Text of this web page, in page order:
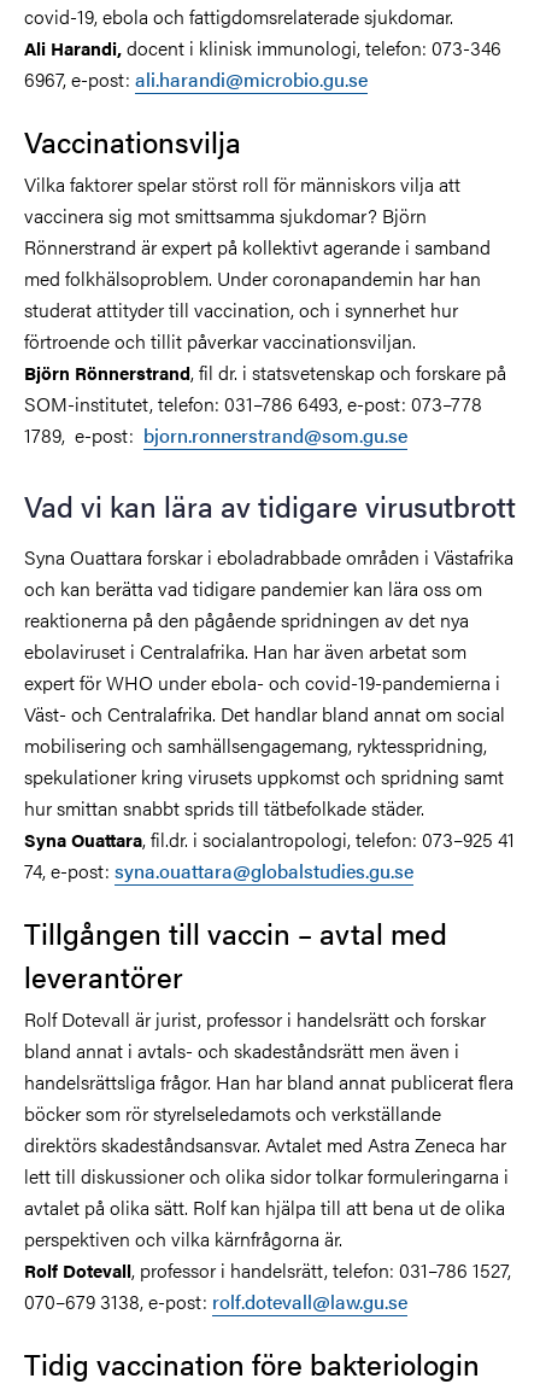
covid-19, ebola och fattigdomsrelaterade sjukdomar.
Ali Harandi,docent i klinisk immunologi, telefon: 073-346
6967, e-post: ali.harandi@microbio.gu.se
Vaccinationsvilja
Vilka faktorer spelar störst roll för människors vilja att
vaccinera sig mot smittsamma sjukdomar? Björn
Rönnerstrand är expert på kollektivt agerande i samband
med folkhälsoproblem. Under coronapandemin har han
studerat attityder till vaccination, och i synnerhet hur
förtroende och tillit påverkar vaccinationsviljan.
Björn Rönnerstrand, fil dr. i statsvetenskap och forskare på
SOM-institutet, telefon: 031–786 6493, e-post: 073–778
1789, e-post: bjorn.ronnerstrand@som.gu.se
Vad vi kan lära av tidigare virusutbrott
Syna Ouattara forskar i eboladrabbade områden i Västafrika
och kan berätta vad tidigare pandemier kan lära oss om
reaktionerna på den pågående spridningen av det nya
ebolaviruset i Centralafrika. Han har även arbetat som
expert för WHO under ebola- och covid-19-pandemierna i
Väst- och Centralafrika. Det handlar bland annat om social
mobilisering och samhällsengagemang, ryktesspridning,
spekulationer kring virusets uppkomst och spridning samt
hur smittan snabbt sprids till tätbefolkade städer.
Syna Ouattara, fil.dr. i socialantropologi, telefon: 073–925 41
74, e-post: syna.ouattara@globalstudies.gu.se
Tillgången till vaccin – avtal med
leverantörer
Rolf Dotevall är jurist, professor i handelsrätt och forskar
bland annat i avtals- och skadeståndsrätt men även i
handelsrättsliga frågor. Han har bland annat publicerat flera
böcker som rör styrelseledamots och verkställande
direktörs skadeståndsansvar. Avtalet med Astra Zeneca har
lett till diskussioner och olika sidor tolkar formuleringarna i
avtalet på olika sätt. Rolf kan hjälpa till att bena ut de olika
perspektiven och vilka kärnfrågorna är.
Rolf Dotevall, professor i handelsrätt, telefon: 031–786 1527,
070–679 3138, e-post: rolf.dotevall@law.gu.se
Tidig vaccination före bakteriologin